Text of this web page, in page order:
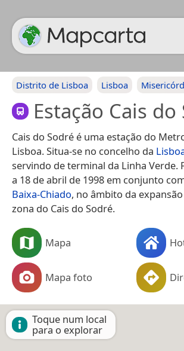
Distrito de Lisboa Lisboa
Estação Cais do
Cais do Sodré é uma estação do
Lisboa. Situa-se no concelho da
servindo de terminal da Linha Verde.
a 18 de abril de 1998 em conjunto
Baixa-Chiado, no âmbito da
zona do Cais do Sodré.
Mapa
Mapa foto
Toque num local
para o explorar